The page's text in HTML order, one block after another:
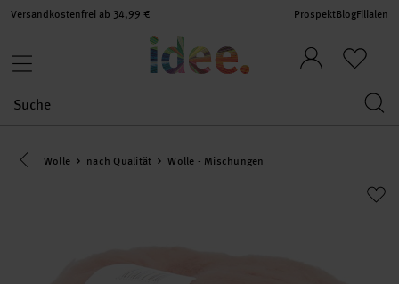
Versandkostenfrei ab 34,99 € ProspektBlogFilialen
Eine Kategorie zurück navigieren
Wolle nach Qualität Wolle - Mischungen